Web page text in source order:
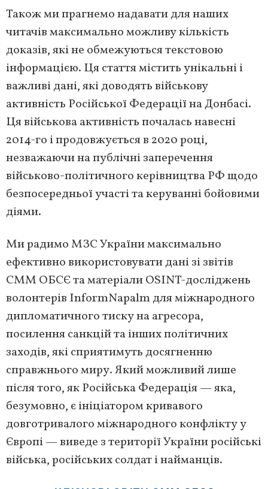
Також ми прагнемо надавати для наших
читачів максимально можливу кількість
доказів, які не обмежуються текстовою
інформацією. Ця стаття містить унікальні і
важливі дані, які доводять військову
активність Російської Федерації на Донбасі.
Ця військова активність почалась навесні
2014-го і продовжується в 2020 році,
незважаючи на публічні заперечення
військово-політичного керівництва РФ щодо
безпосередньої участі та керуванні бойовими
діями.
Ми радимо МЗС України максимально
ефективно використовувати дані зі звітів
СММ ОБСЄ та матеріали OSINT-досліджень
волонтерів InformNapalm для міжнародного
дипломатичного тиску на агресора,
посилення санкцій та інших політичних
заходів, які сприятимуть досягненню
справжнього миру. Який можливий лише
після того, як Російська Федерація — яка,
безумовно, є ініціатором кривавого
довготривалого міжнародного конфлікту у
Європі — виведе з території України російські
війська, російських солдат і найманців.